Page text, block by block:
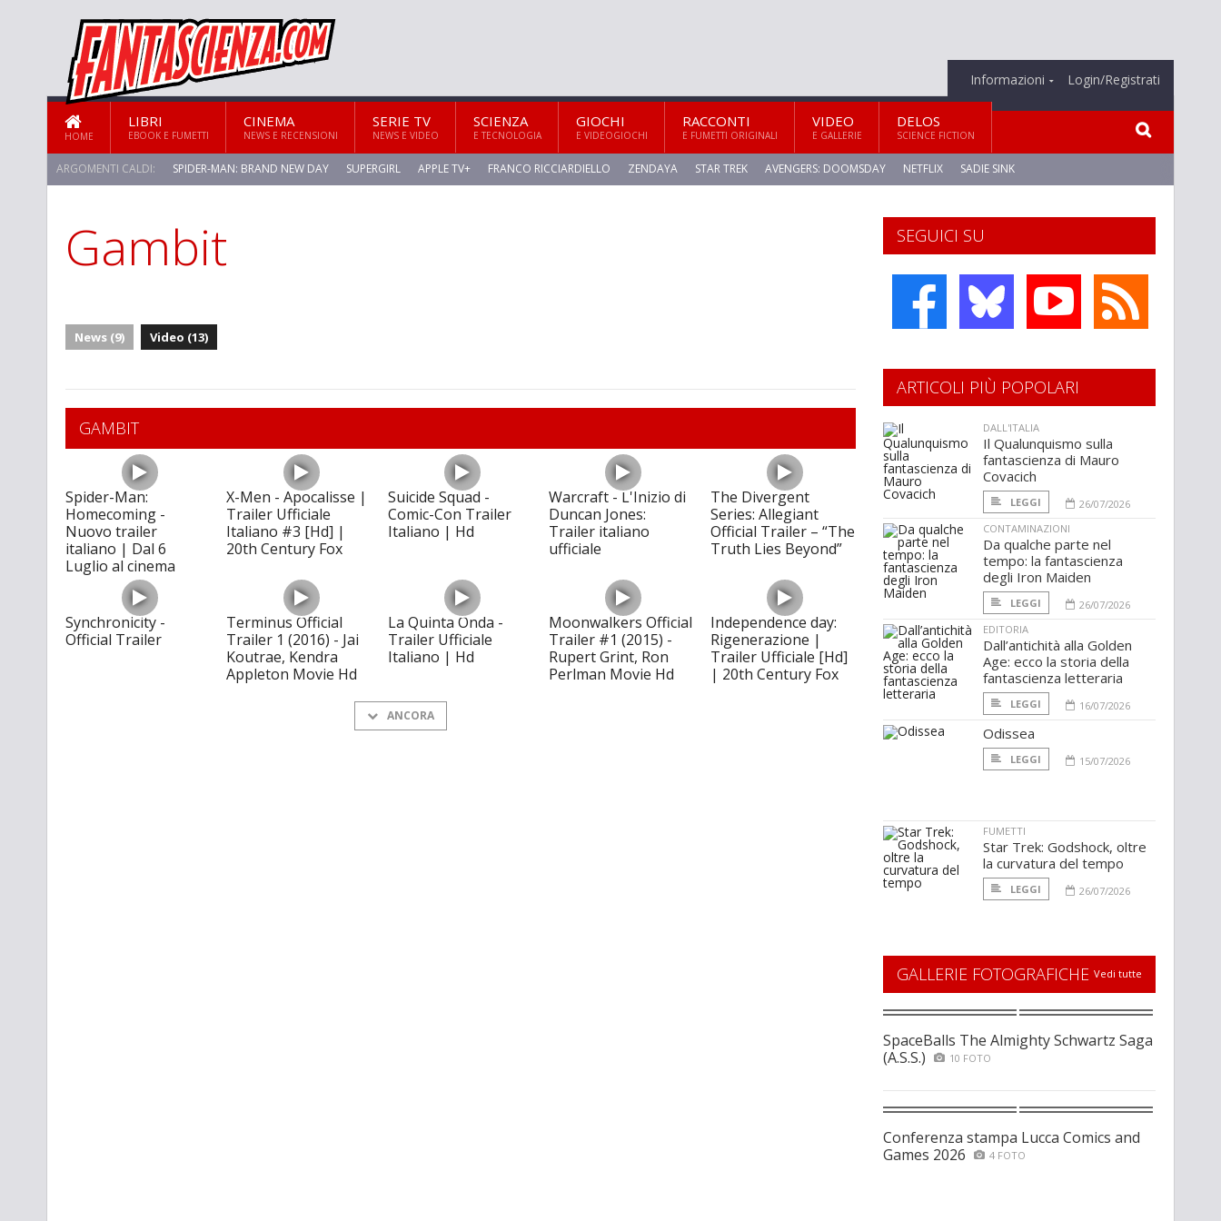
Informazioni Login/Registrati
HOME
LIBRI
EBOOK E FUMETTI
CINEMA
NEWS E RECENSIONI
SERIE TV
NEWS E VIDEO
SCIENZA
E TECNOLOGIA
GIOCHI
E VIDEOGIOCHI
RACCONTI
E FUMETTI ORIGINALI
VIDEO
E GALLERIE
DELOS
SCIENCE FICTION
ARGOMENTI CALDI: SPIDER-MAN: BRAND NEW DAY SUPERGIRL APPLE TV+ FRANCO RICCIARDIELLO ZENDAYA STAR TREK AVENGERS: DOOMSDAY NETFLIX SADIE SINK
STAR TREK: STRANGE NEW WORLDS
Gambit
News (9) Video (13)
GAMBIT
Spider-Man:
Homecoming -
Nuovo trailer
italiano | Dal 6
Luglio al cinema
X-Men - Apocalisse |
Trailer Ufficiale
Italiano #3 [Hd] |
20th Century Fox
Suicide Squad -
Comic-Con Trailer
Italiano | Hd
Warcraft - L'Inizio di
Duncan Jones:
Trailer italiano
ufficiale
The Divergent
Series: Allegiant
Official Trailer – “The
Truth Lies Beyond”
Synchronicity -
Official Trailer
Terminus Official
Trailer 1 (2016) - Jai
Koutrae, Kendra
Appleton Movie Hd
La Quinta Onda -
Trailer Ufficiale
Italiano | Hd
Moonwalkers Official
Trailer #1 (2015) -
Rupert Grint, Ron
Perlman Movie Hd
Independence day:
Rigenerazione |
Trailer Ufficiale [Hd]
| 20th Century Fox
ANCORA
SEGUICI SU
ARTICOLI PIÙ POPOLARI
DALL'ITALIA
Il Qualunquismo sulla
fantascienza di Mauro
Covacich
LEGGI
26/07/2026
CONTAMINAZIONI
Da qualche parte nel
tempo: la fantascienza
degli Iron Maiden
LEGGI
26/07/2026
EDITORIA
Dall’antichità alla Golden
Age: ecco la storia della
fantascienza letteraria
LEGGI 16/07/2026
Odissea
LEGGI 15/07/2026
FUMETTI
Star Trek: Godshock, oltre
la curvatura del tempo
LEGGI 26/07/2026
GALLERIE FOTOGRAFICHE Vedi tutte
SpaceBalls The Almighty Schwartz Saga
(A.S.S.)
10 FOTO
Conferenza stampa Lucca Comics and
Games 2026
4 FOTO